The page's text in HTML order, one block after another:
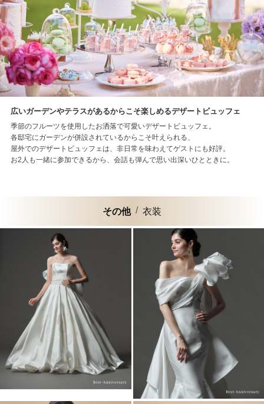
広いガーデンやテラスがあるからこそ楽しめるデザートビュッフェ
季節のフルーツを使用したお洒落で可愛いデザートビュッフェ。
各邸宅にガーデンが併設されているからこそ叶えられる、
屋外でのデザートビュッフェは、非日常を味わえてゲストにも好評。
お2人も一緒に参加できるから、会話も弾んで思い出深いひとときに。
その他 衣装